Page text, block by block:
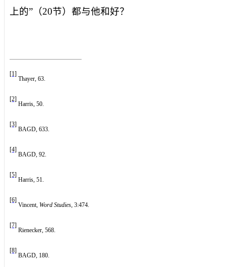
上的”（20节）都与他和好？
[1]
Thayer, 63.
[2]
Harris, 50.
[3]
BAGD, 633.
[4]
BAGD, 92.
[5]
Harris, 51.
[6]
Vincent, Word Studies, 3:474.
[7]
Rienecker, 568.
[8]
BAGD, 180.